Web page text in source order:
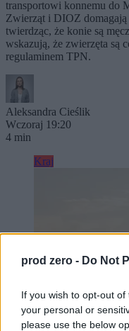
prod zero - Do Not
If you wish to opt-out
your personal or
please use the below
transportowi konnemu do
Zwierząt i DIOZ domagają
twierdząc, że konie są
wskazują, że zwierzęta są
regulaminem TPN.
Aleksandra Cieślik
Wczoraj 19:20
4 min
Kraj